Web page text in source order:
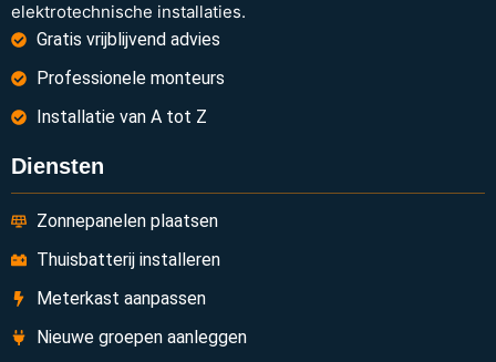
elektrotechnische installaties.
Gratis vrijblijvend advies
Professionele monteurs
Installatie van A tot Z
Diensten
Zonnepanelen plaatsen
Thuisbatterij installeren
Meterkast aanpassen
Nieuwe groepen aanleggen